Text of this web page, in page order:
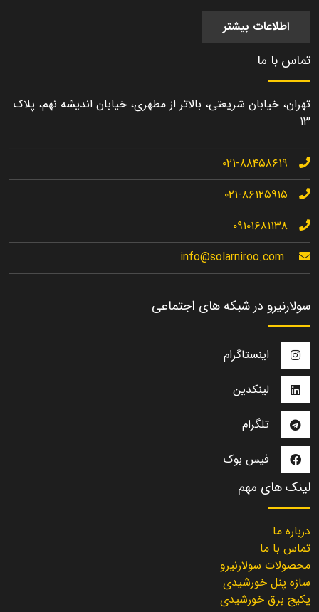
اطلاعات بیشتر
تماس با ما
تهران، خیابان شریعتی، بالاتر از مطهری، خیابان اندیشه نهم، پلاک
۱۳
۰۲۱-۸۸۴۵۸۶۱۹
۰۲۱-۸۶۱۲۵۹۱۵
۰۹۱۰۱۶۸۱۱۳۸
info@solarniroo.com
سولارنیرو در شبکه های اجتماعی
اینستاگرام
لینکدین
تلگرام
فیس بوک
لینک های مهم
درباره ما
تماس با ما
محصولات سولارنیرو
سازه پنل خورشیدی
پکیج برق خورشیدی